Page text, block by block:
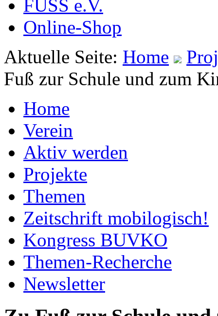
FUSS e.V.
Online-Shop
Aktuelle Seite: Home
Fuß zur Schule und zum
Home
Verein
Aktiv werden
Projekte
Themen
Zeitschrift mobilogisch!
Kongress BUVKO
Themen-Recherche
Newsletter